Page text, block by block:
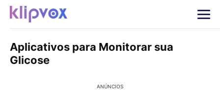
Aplicativos para Monitorar sua
Glicose
ANÚNCIOS